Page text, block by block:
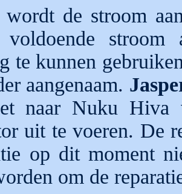
wordt de stroom
te kunnen
aangenaam.
naar Nuku Hiva
uit te voeren. De
op dit moment
om de